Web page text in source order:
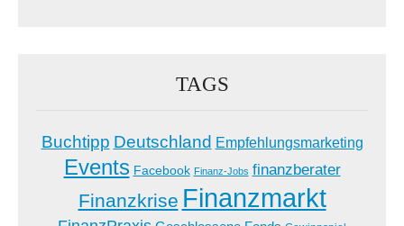
TAGS
Buchtipp Deutschland Empfehlungsmarketing
Events Facebook Finanz-Jobs finanzberater
Finanzkrise Finanzmarkt